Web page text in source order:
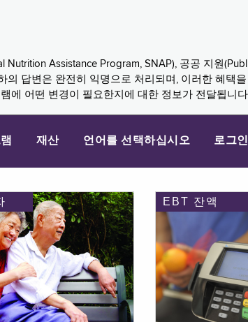
Assistance Program, SNAP), 공공 지원
답변은 완전히 익명으로 처리되며, 이러한 혜택
에 어떤 변경이 필요한지에 대한 정보가 전달됩니
재산 언어를 선택하십시오 로그인
EBT 잔액